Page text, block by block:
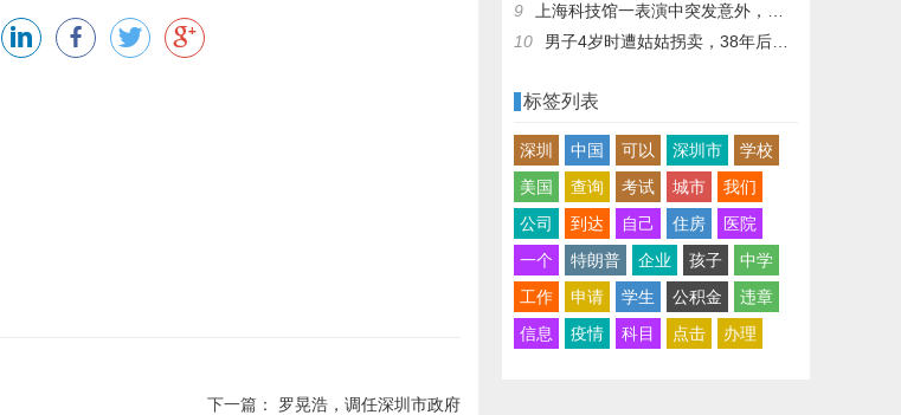
下一篇： 罗晃浩，调任深圳市政府
9
上海科技馆一表演中突发意外，机器人从高处坠落摔毁
10
男子4岁时遭姑姑拐卖，38年后终回家认亲！聋哑父母苦寻多年，母亲已抱憾离世丨红星寻人
标签列表
深圳 中国 可以 深圳市
学校
美国
查询 考试 城市
我们
公司
到达 自己 住房
医院
一个
特朗普 企业 孩子
中学
工作
申请 学生 公积金
违章
信息
疫情 科目 点击 办理